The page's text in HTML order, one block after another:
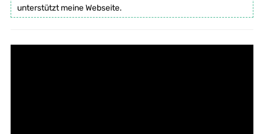
unterstützt meine Webseite.